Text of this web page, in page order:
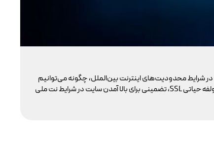
شرایط محدودیت‌های اینترنت بین‌الملل، چگونه می‌توانیم
پایداری دسترسی کاربران داخلی به سایت خود را تضمین کنیم؟ بسیاری گمان می‌کنند تنها دامنه .ir کافی است، اما حقیقت این است که بدون توجه به مولفه حیاتی SSL، تضمینی برای بالا آمدن سایت در شرایط نت ملی